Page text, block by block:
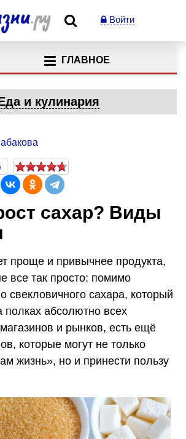
Войти
ГЛАВНОЕ
и кулинария
сахар? Виды
проще и привычнее продукта,
все так просто: помимо
свекловичного сахара, который
полках абсолютно всех
и рынков, есть ещё
которые могут не только
жизнь», но и принести пользу